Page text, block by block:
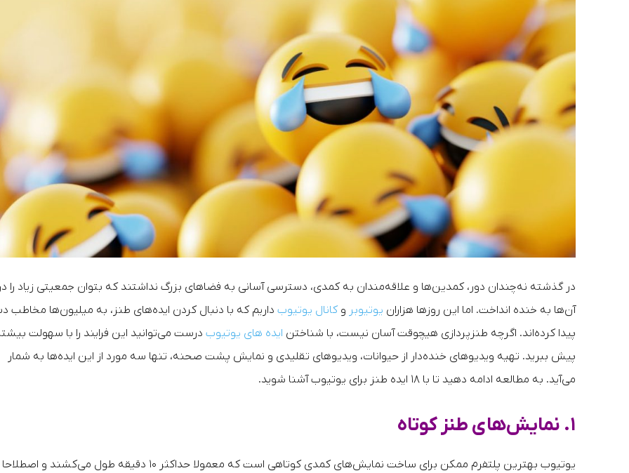
در گذشته نه‌چندان دور، کمدین‌ها و علاقه‌مندان به کمدی، دسترسی آسانی به فضاهای بزرگ نداشتند که بتوان جمعیتی زیاد را
آن‌ها به خنده انداخت. اما این روزها هزاران یوتیوبر و کانال یوتیوب داریم که با دنبال کردن ایده‌های طنز، به میلیون‌ها مخاطب
پیدا کرده‌اند. اگرچه طنزپردازی هیچوقت آسان نیست، با شناختن ایده های یوتیوب درست می‌توانید این فرایند را با سهولت
پیش ببرید. تهیه ویدیوهای خنده‌دار از حیوانات، ویدیوهای تقلیدی و نمایش پشت صحنه، تنها سه مورد از این ایده‌ها به شمار
می‌آید. به مطالعه ادامه دهید تا با ۱۸ ایده طنز برای یوتیوب آشنا شوید.
۱. نمایش‌های طنز کوتاه
یوتیوب بهترین پلتفرم ممکن برای ساخت نمایش‌های کمدی کوتاهی است که معمولا حداکثر ۱۰ دقیقه طول می‌کشند و اصطلاحا